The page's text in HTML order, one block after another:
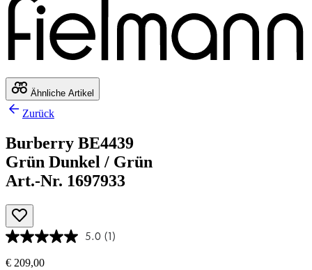
Ähnliche Artikel
Zurück
Burberry BE4439
Grün Dunkel / Grün
Art.-Nr. 1697933
5.0 (1)
€ 209,00